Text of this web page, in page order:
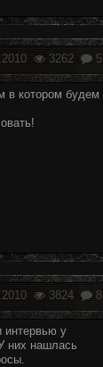
3262 5
в котором будем
3824 8
интервью у
них нашлась